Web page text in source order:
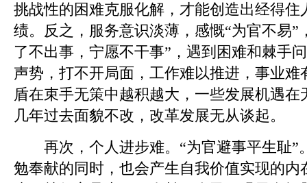
挑战性的困难克服化解，才能创造出经得住
绩。反之，服务意识淡薄，感慨“为官不易”
了不出事，宁愿不干事”，遇到困难和棘手
声势，打不开局面，工作难以推进，事业难
盾在束手无策中越积越大，一些发展机遇
几年过去面貌不改，改革发展无从谈起。
再次，个人进步难。“为官避事平生耻”
勉奉献的同时，也会产生自我价值实现的内